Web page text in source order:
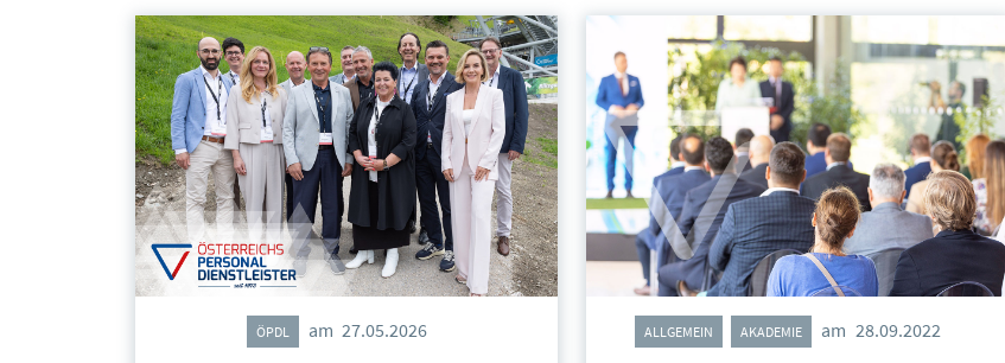
ÖPDL am 27.05.2026 ALLGEMEIN AKADEMIE am 28.09.2022